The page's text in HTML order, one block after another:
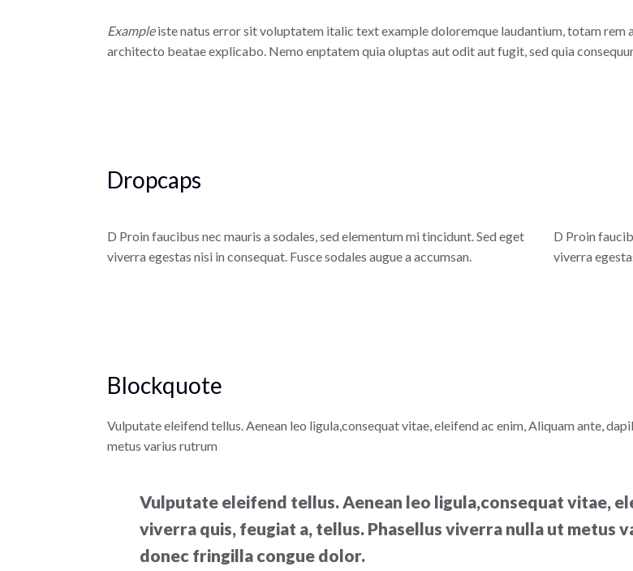
Exampleiste natus error sit voluptatem italic text example doloremque laudantium, totam rem
architecto beatae explicabo. Nemo enptatem quia oluptas aut odit aut fugit, sed quia
Dropcaps
D Proin faucibus nec mauris a sodales, sed elementum mi tincidunt. Sed eget
viverra egestas nisi in consequat. Fusce sodales augue a accumsan.
D Proin
viverra
Blockquote
Vulputate eleifend tellus. Aenean leo ligula,consequat vitae, eleifend ac enim, Aliquam ante,
metus varius rutrum
Vulputate eleifend tellus. Aenean leo ligula,consequat vitae,
viverra quis, feugiat a, tellus. Phasellus viverra nulla ut metus
donec fringilla congue dolor.